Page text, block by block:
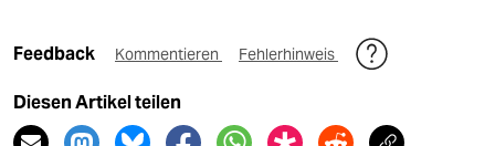
Feedback Kommentieren Fehlerhinweis
Diesen Artikel teilen